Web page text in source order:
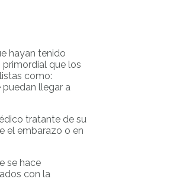
hayan tenido
que los
como:
llegar a
tratante de su
el embarazo o en
se hace
con la